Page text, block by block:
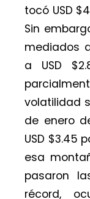
tocó USD
Sin
mediados
a USD
volatilidad
de enero
USD $3.45
esa
pasaron
récord,